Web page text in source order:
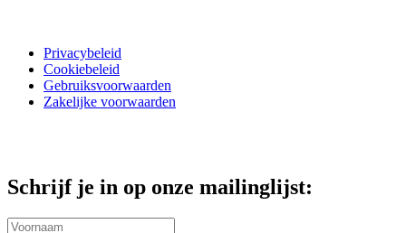
Privacybeleid
Cookiebeleid
Gebruiksvoorwaarden
Zakelijke voorwaarden
Schrijf je in op onze mailinglijst: